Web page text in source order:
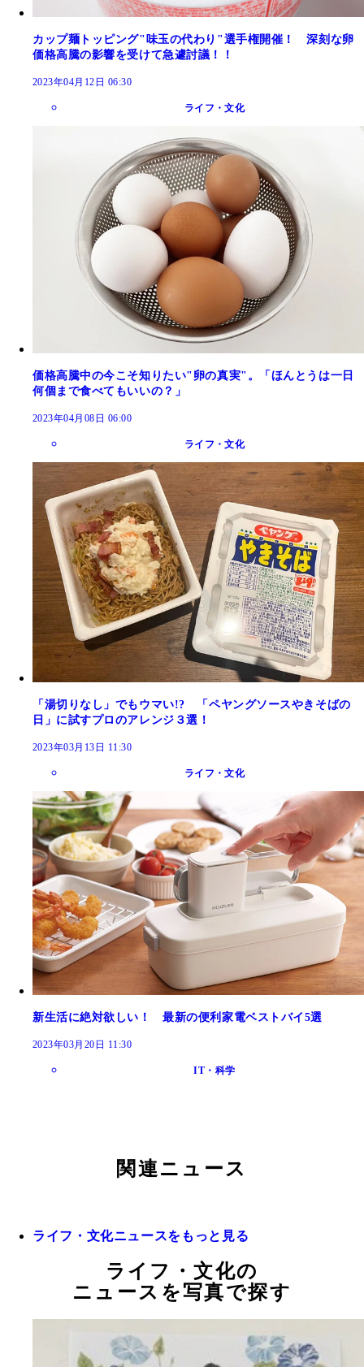
カップ麺トッピング"味玉の代わり"選手権開催！ 深刻な卵
価格高騰の影響を受けて急遽討議！！
2023年04月12日 06:30
ライフ・文化
価格高騰中の今こそ知りたい"卵の真実"。「ほんとうは一日
何個まで食べてもいいの？」
2023年04月08日 06:00
ライフ・文化
「湯切りなし」でもウマい!? 「ペヤングソースやきそばの
日」に試すプロのアレンジ３選！
2023年03月13日 11:30
ライフ・文化
新生活に絶対欲しい！ 最新の便利家電ベストバイ5選
2023年03月20日 11:30
IT・科学
関連ニュース
ライフ・文化ニュースをもっと見る
ライフ・文化の
ニュースを写真で探す